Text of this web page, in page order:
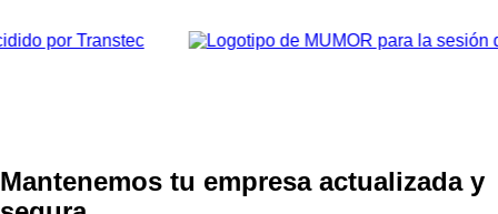
Mantenemos tu empresa actualizada y